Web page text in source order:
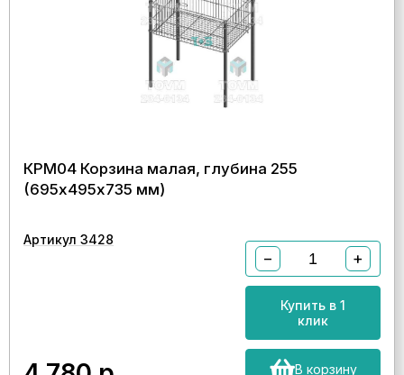
КРМ04 Корзина малая, глубина 255
(695х495х735 мм)
Артикул 3428
− +
Купить в 1
клик
В корзину